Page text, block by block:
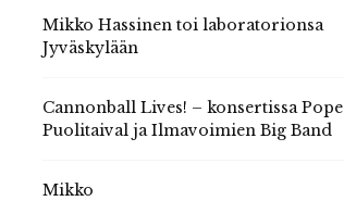
Mikko Hassinen toi laboratorionsa
Jyväskylään
Cannonball Lives! – konsertissa Pope
Puolitaival ja Ilmavoimien Big Band
Mikko